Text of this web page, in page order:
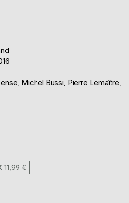
Michel Bussi, Pierre Lemaître,
11,99 €